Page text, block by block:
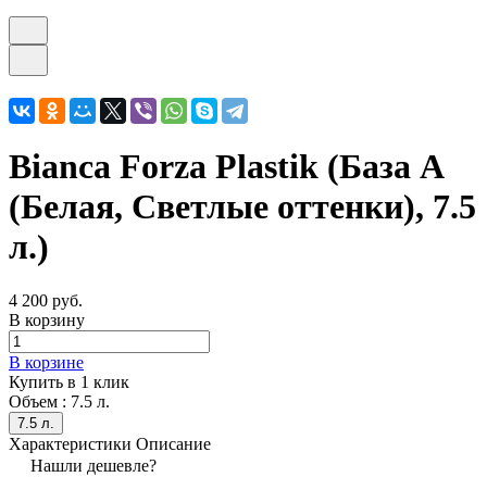
Bianca Forza Plastik (База А
(Белая, Светлые оттенки), 7.5
л.)
4 200 руб.
В корзину
В корзине
Купить в 1 клик
Объем : 7.5 л.
7.5 л.
Характеристики Описание
Нашли дешевле?